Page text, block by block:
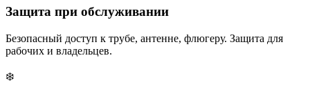
Защита при обслуживании
Безопасный доступ к трубе, антенне, флюгеру. Защита для
рабочих и владельцев.
❄️